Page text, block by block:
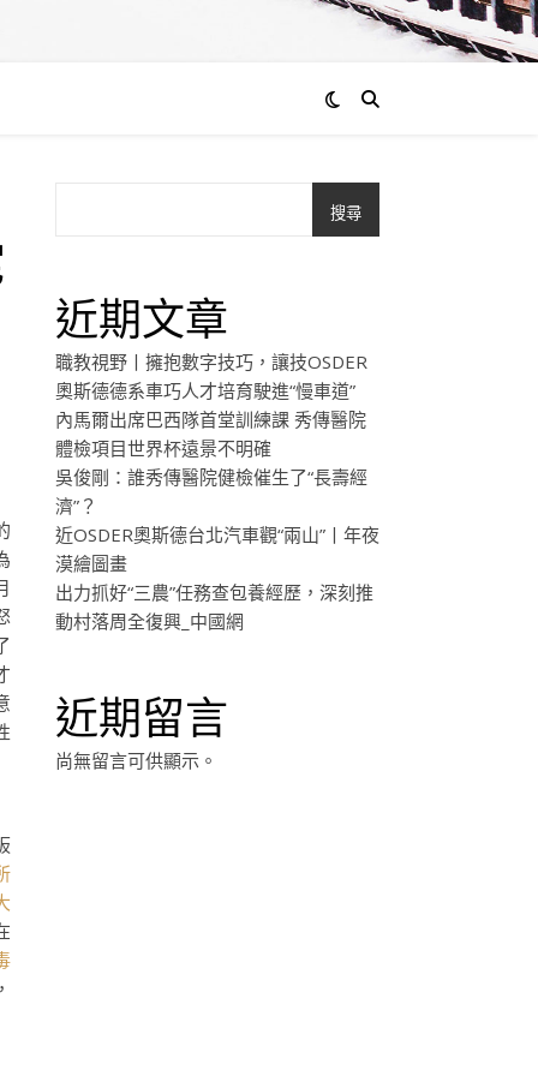
搜尋
近期文章
職教視野丨擁抱數字技巧，讓技OSDER
奧斯德德系車巧人才培育駛進“慢車道”
內馬爾出席巴西隊首堂訓練課 秀傳醫院
體檢項目世界杯遠景不明確
吳俊剛：誰秀傳醫院健檢催生了“長壽經
濟”？
近OSDER奧斯德台北汽車觀“兩山”丨年夜
漠繪圖畫
出力抓好“三農”任務查包養經歷，深刻推
動村落周全復興_中國網
近期留言
尚無留言可供顯示。